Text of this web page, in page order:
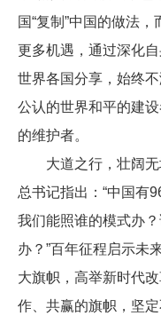
国“复制”中国的做法
更多机遇，通过深化
世界各国分享，始终
公认的世界和平的建
的维护者。
大道之行，壮阔无
总书记指出：“中国有
我们能照谁的模式办
办？”百年征程启示未
大旗帜，高举新时代
作、共赢的旗帜，坚定